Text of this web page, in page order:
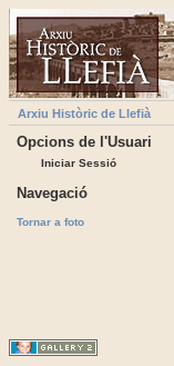
Arxiu Històric de Llefià
Opcions de l'Usuari
Iniciar Sessió
Navegació
Tornar a foto